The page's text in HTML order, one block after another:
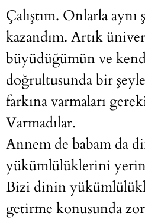
Çalıştım. Onlarla
kazandım. Artık
büyüdüğümün ve
doğrultusunda bir
farkına varmaları
Varmadılar.
Annem de babam da
yükümlülüklerini
Bizi dinin
getirme konusunda